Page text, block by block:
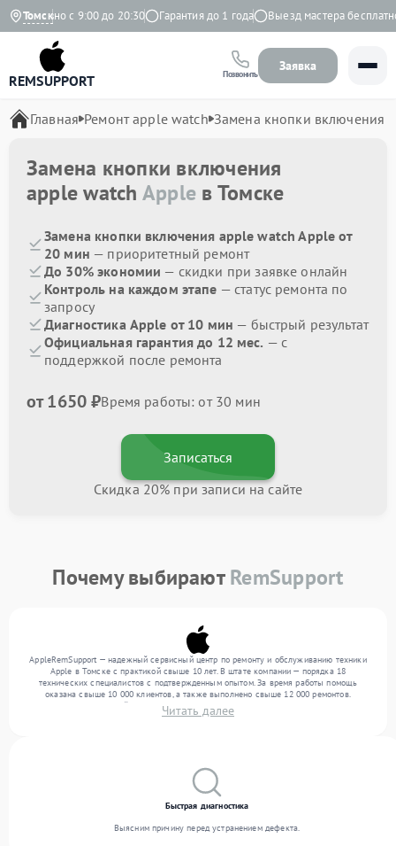
Томск с 9:00 до 20:30 Гарантия до 1 года Выезд мастера бесплатно
REMSUPPORT Позвонить
Заявка
Главная Ремонт apple watch Замена кнопки включения
Замена кнопки включения
apple watch Apple в Томске
Замена кнопки включения apple watch Apple от
20 мин — приоритетный ремонт
До 30% экономии — скидки при заявке онлайн
Контроль на каждом этапе — статус ремонта по
запросу
Диагностика Apple от 10 мин — быстрый результат
Официальная гарантия до 12 мес. — с
поддержкой после ремонта
от 1650 ₽Время работы: от 30 мин
Записаться
Скидка 20% при записи на сайте
Почему выбираютRemSupport
AppleRemSupport — надежный сервисный центр по ремонту и обслуживанию техники
Apple в Томске с практикой свыше 10 лет. В штате компании — порядка 18
технических специалистов с подтвержденным опытом. За время работы помощь
оказана свыше 10 000 клиентов, а также выполнено свыше 12 000 ремонтов.
Ежемесячно в сервисный центр поступает свыше 300 единиц техники, включая , , . Мы
устраняем поломки любой сложности и обеспечиваем надежный результат благодаря
Читать далее
Быстрая диагностика
Выясним причину перед устранением дефекта.